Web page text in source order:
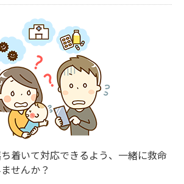
着いて対応できるよう、一緒に救命
せんか？